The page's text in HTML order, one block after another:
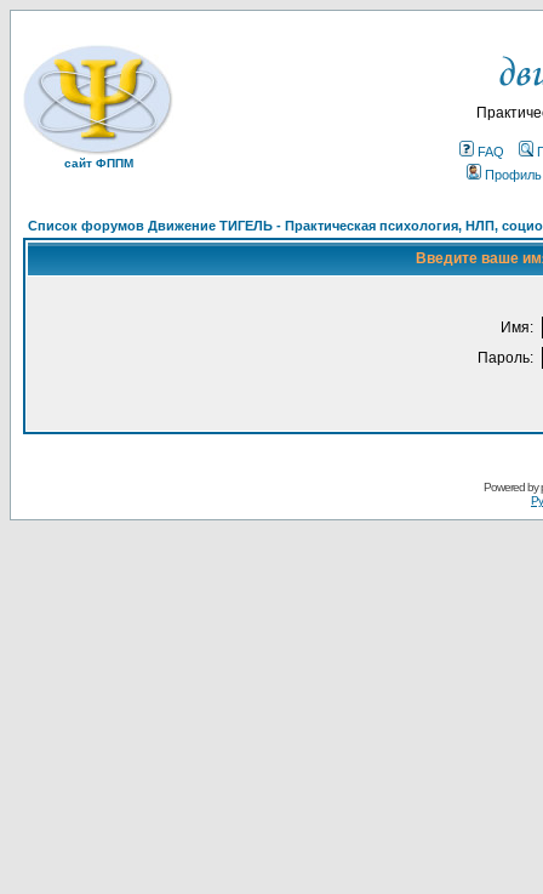
сайт ФППМ
FAQ
Профиль
Список форумов Движение ТИГЕЛЬ - Практическая психология, НЛП,
Введите ваше
Имя:
Пароль:
Powered by